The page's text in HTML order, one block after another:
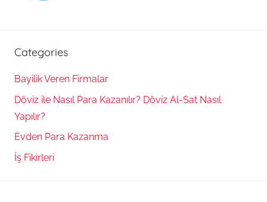
Categories
Bayilik Veren Firmalar
Döviz ile Nasıl Para Kazanılır? Döviz Al-Sat Nasıl
Yapılır?
Evden Para Kazanma
İş Fikirleri